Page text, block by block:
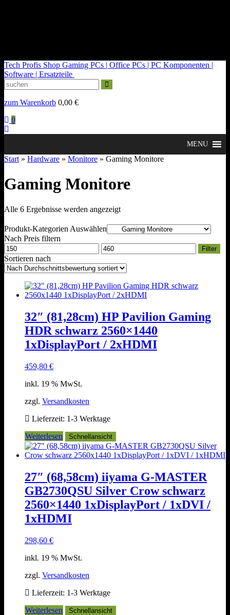
Tech Profis Shop Gaming PCs | Office PCs | PC Komponenten |
Software | Ersatzteile
zum Warenkorb 0,00 €
0
MENU
Start » Hardware » Monitore » Gaming Monitore
Gaming Monitore
Alle 6 Ergebnisse werden angezeigtNach
sortiert
Produkt-Kategorien Auswählen
Nach Preis filtern
Min.
Preis
Max.
Preis
Filter
Sortieren nach
32″ (81,28cm) HP Pavilion Gaming
HDR schwarz 2560×1440
1xDisplayPort / 2xHDMI
459,80 €
inkl. 19 % MwSt.
zzgl. Versandkosten
Lieferzeit: 1-3 Werktage
Weiterlesen
Schnellansicht
27″ (68,58cm) iiyama G-MASTER
GB2730QSU Silver Crow schwarz
2560×1440 1xDisplayPort / 1xDVI /
1xHDMI
298,60 €
inkl. 19 % MwSt.
zzgl. Versandkosten
Lieferzeit: 1-3 Werktage
Weiterlesen
Schnellansicht